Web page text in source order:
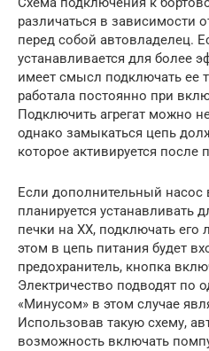
различаться в зависимости
перед собой автовладелец.
устанавливается для более
имеет смысл подключать ее
работала постоянно при
Подключить агрегат можно
однако замыкаться цепь
которое активируется после
Если дополнительный насос
планируется устанавливать
печки на ХХ, подключать его
этом в цепь питания будет
предохранитель, кнопка
Электричество подводят по
«Минусом» в этом случае
Использовав такую схему,
возможность включать